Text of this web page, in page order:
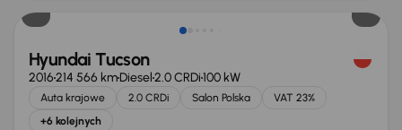
Hyundai Tucson
2016214 566 kmDiesel2.0 CRDi100 kW
Auta krajowe 2.0 CRDi Salon Polska
VAT 23%
+6 kolejnych